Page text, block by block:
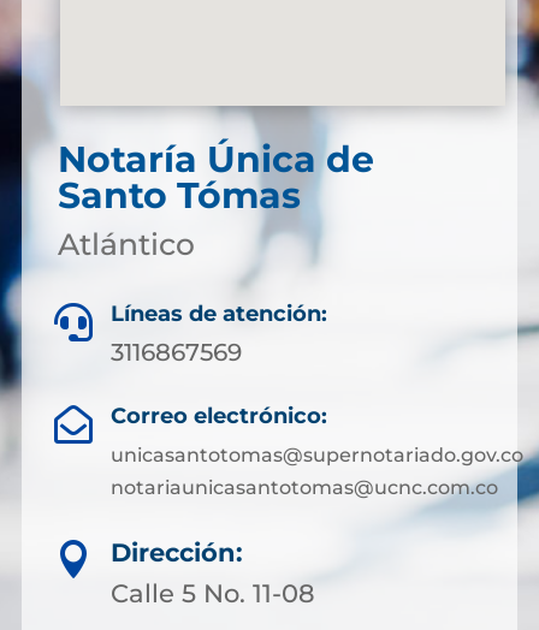
Notaría Única de
Santo Tómas
Atlántico
 Líneas de atención:
3116867569
 Correo electrónico:
unicasantotomas@supernotariado.gov.co
notariaunicasantotomas@ucnc.com.co

Dirección:
Calle 5 No. 11-08